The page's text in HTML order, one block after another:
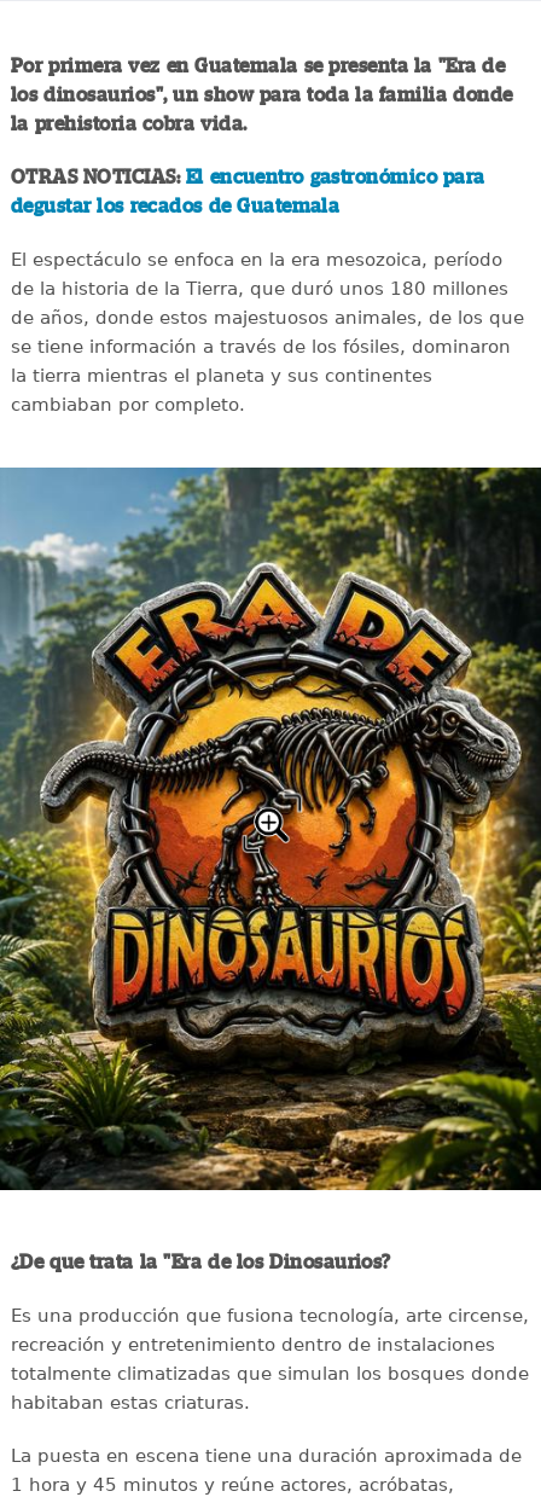
Por primera vez en Guatemala se presenta la "Era de
los dinosaurios", un show para toda la familia donde
la prehistoria cobra vida.
OTRAS NOTICIAS: El encuentro gastronómico para
degustar los recados de Guatemala
El espectáculo se enfoca en la era mesozoica, período
de la historia de la Tierra, que duró unos 180 millones
de años, donde estos majestuosos animales, de los que
se tiene información a través de los fósiles, dominaron
la tierra mientras el planeta y sus continentes
cambiaban por completo.
¿De que trata la "Era de los Dinosaurios?
Es una producción que fusiona tecnología, arte circense,
recreación y entretenimiento dentro de instalaciones
totalmente climatizadas que simulan los bosques donde
habitaban estas criaturas.
La puesta en escena tiene una duración aproximada de
1 hora y 45 minutos y reúne actores, acróbatas,